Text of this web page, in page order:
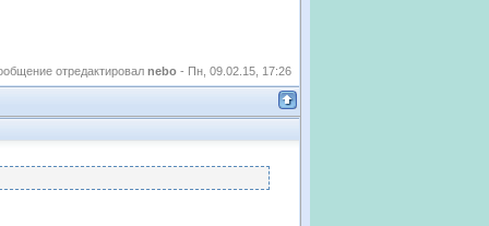
отредактировал nebo - Пн, 09.02.15, 17:26